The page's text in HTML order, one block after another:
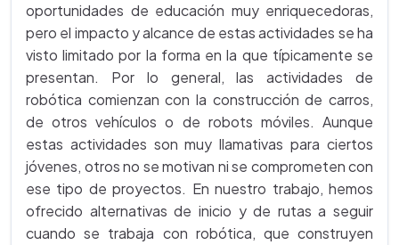
oportunidades de educación muy enriquecedoras,
pero el impacto y alcance de estas actividades se ha
visto limitado por la forma en la que típicamente se
presentan. Por lo general, las actividades de
robótica comienzan con la construcción de carros,
de otros vehículos o de robots móviles. Aunque
estas actividades son muy llamativas para ciertos
jóvenes, otros no se motivan ni se comprometen con
ese tipo de proyectos. En nuestro trabajo, hemos
ofrecido alternativas de inicio y de rutas a seguir
cuando se trabaja con robótica, que construyen